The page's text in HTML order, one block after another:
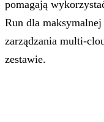
pomagają
Run dla
zarządzania multi-
zestawie.